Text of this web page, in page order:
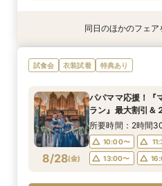
衣装試着 特典あり
8/24(月)
【ドレス重視オス
OFF*来館特典×無
10:00〜
13:00〜
フェア
特典あり
8/24(月)
【少人数婚応援】
トGET！特典・試
10:00〜
13:00〜
フェア
衣装試着 特典あり
8/24(月)
卒花オススメ◎英
150万円割引×来館
10:00〜
13:00〜
フェア
衣装試着 特典あり
8/24(月)
【ペット婚人気
出×豪華試食フェ
10:00〜
13:00〜
フェア
同日のほかのフェア
試食会 衣装試着 特典あり
8/28(金)
パパママ応援！『
ラン』最大割引＆
所要時間：2時間
10:00〜
13:00〜